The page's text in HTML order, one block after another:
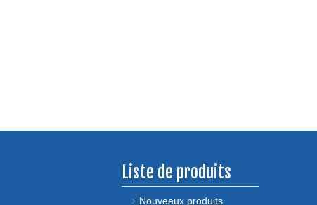
Liste de produits
Nouveaux produits